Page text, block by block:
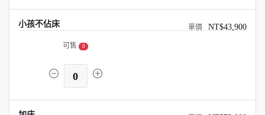
小孩不佔床 NT$43,900
可售 0
0